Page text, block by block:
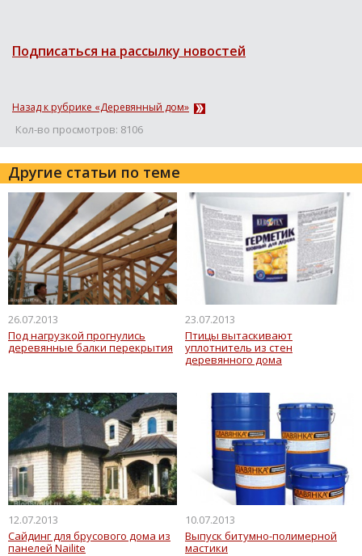
Подписаться на рассылку новостей
Назад к рубрике «Деревянный дом»
Кол-во просмотров: 8106
Другие статьи по теме
26.07.2013
Под нагрузкой прогнулись
деревянные балки перекрытия
23.07.2013
Птицы вытаскивают
уплотнитель из стен
деревянного дома
12.07.2013
Сайдинг для брусового дома из
панелей Nailite
10.07.2013
Выпуск битумно-полимерной
мастики